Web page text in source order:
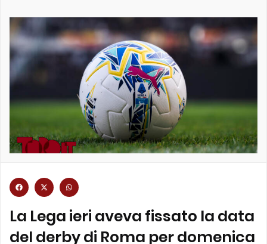
La Lega ieri aveva fissato la data
del derby di Roma per domenica